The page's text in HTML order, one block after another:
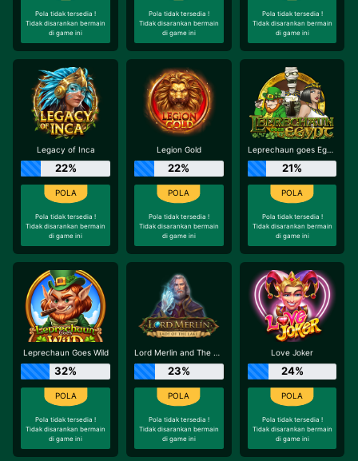
Pola tidak tersedia !
Tidak disarankan bermain
di game ini
Pola tidak tersedia !
Tidak disarankan bermain
di game ini
Pola tidak tersedia !
Tidak disarankan bermain
di game ini
Legacy of Inca
22%
Pola tidak tersedia !
Tidak disarankan bermain
di game ini
Legion Gold
22%
Pola tidak tersedia !
Tidak disarankan bermain
di game ini
Leprechaun goes Egypt
21%
Pola tidak tersedia !
Tidak disarankan bermain
di game ini
Leprechaun Goes Wild
32%
Pola tidak tersedia !
Tidak disarankan bermain
di game ini
Lord Merlin and The Lady of The Lake
23%
Pola tidak tersedia !
Tidak disarankan bermain
di game ini
Love Joker
24%
Pola tidak tersedia !
Tidak disarankan bermain
di game ini